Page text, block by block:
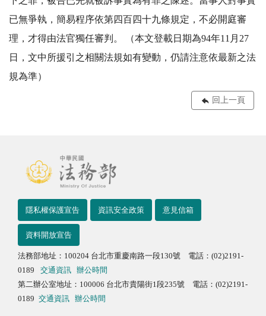
已無爭執，簡易程序依第四百四十九條規定，不必開庭審
理，才得由法官獨任審判。 （本文登載日期為94年11月27
日，文中所援引之相關法規如有變動，仍請注意依最新之法
規為準）
回上一頁
隱私權保護宣告 資訊安全政策 意見信箱
資料開放宣告
法務部地址：100204 台北市重慶南路一段130號 電話：(02)2191-
0189
交通資訊
辦公時間
第二辦公室地址：100006 台北市貴陽街1段235號 電話：(02)2191-
0189 交通資訊 辦公時間